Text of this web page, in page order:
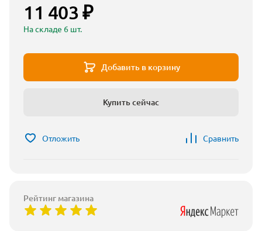
11 403 ₽
На складе 6 шт.
Добавить в корзину
Купить сейчас
Отложить Сравнить
Рейтинг магазина